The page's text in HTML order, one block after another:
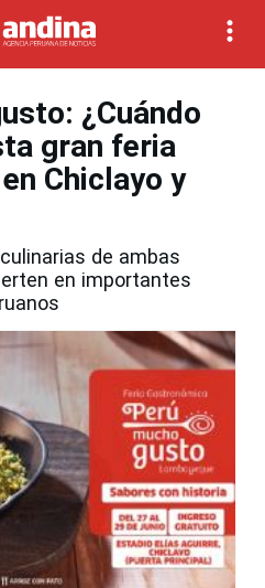
¿Cuándo
gran feria
Chiclayo y
de ambas
en importantes